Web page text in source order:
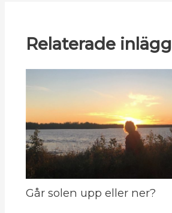
Relaterade inlägg
Går solen upp eller ner?